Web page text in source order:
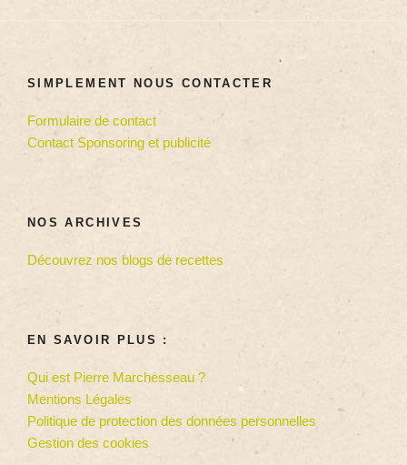
SIMPLEMENT NOUS CONTACTER
Formulaire de contact
Contact Sponsoring et publicité
NOS ARCHIVES
Découvrez nos blogs de recettes
EN SAVOIR PLUS :
Qui est Pierre Marchesseau ?
Mentions Légales
Politique de protection des données personnelles
Gestion des cookies